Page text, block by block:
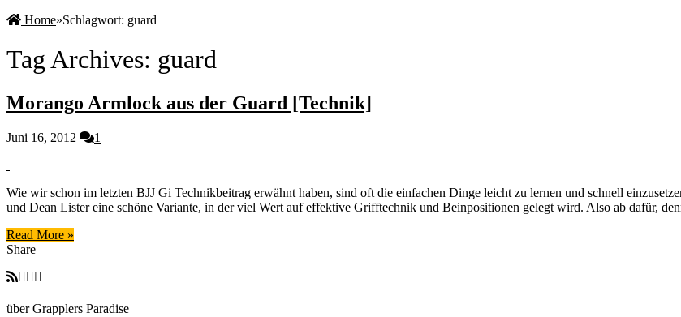
Home»Schlagwort: guard
Tag Archives: guard
Morango Armlock aus der Guard [Technik]
Juni 16, 2012 1
Wie wir schon im letzten BJJ Gi Technikbeitrag erwähnt haben, sind oft die einfachen Dinge leicht zu lernen und schnell
und Dean Lister eine schöne Variante, in der viel Wert auf effektive Grifftechnik und Beinpositionen gelegt wird. Also ab dafür,
Read More »
Share
über Grapplers Paradise